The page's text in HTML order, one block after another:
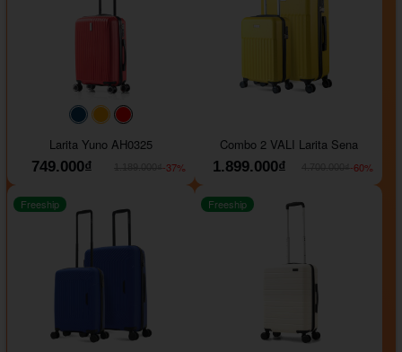
#093f69#ffa500
Larita Yuno AH0325
749.000₫
-37%
Combo 2 VALI Larita Sena
1.899.000₫
-60%
Freeship Freeship